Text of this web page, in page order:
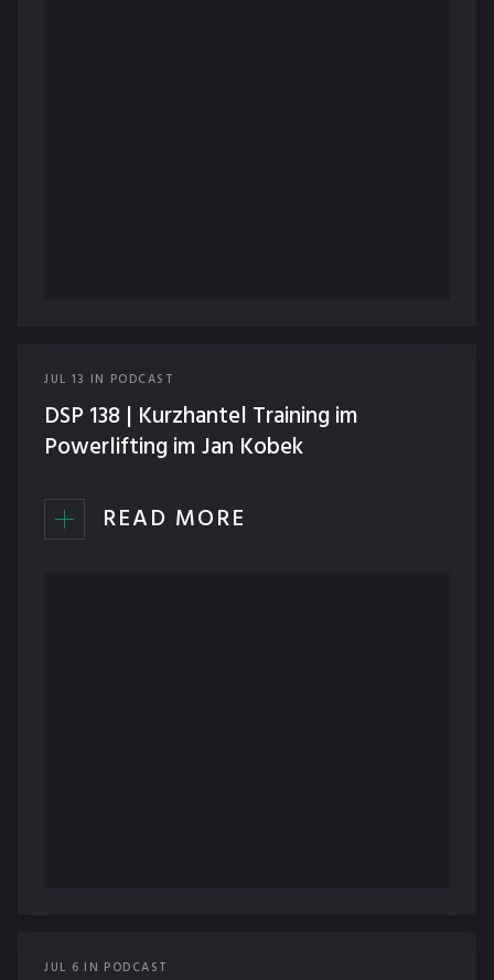
JUL 13 IN PODCAST
DSP 138 | Kurzhantel Training im
Powerlifting im Jan Kobek
READ MORE
JUL 6 IN PODCAST